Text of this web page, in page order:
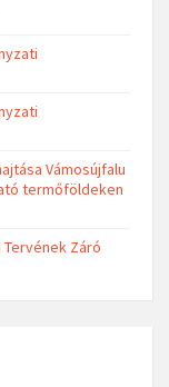
Vámosújfalu
termőföldeken
Záró